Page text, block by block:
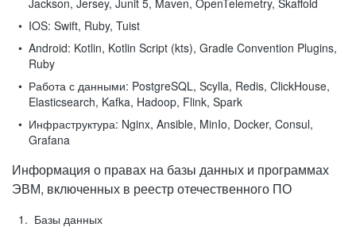
Jackson, Jersey, Junit 5, Maven, OpenTelemetry, Skaffold
IOS: Swift, Ruby, Tuist
Android: Kotlin, Kotlin Script (kts), Gradle Convention Plugins,
Ruby
Работа с данными: PostgreSQL, Scylla, Redis, ClickHouse,
Elasticsearch, Kafka, Hadoop, Flink, Spark
Инфраструктура: Nginx, Ansible, MinIo, Docker, Consul,
Grafana
Информация о правах на базы данных и программах
ЭВМ, включенных в реестр отечественного ПО
Базы данных